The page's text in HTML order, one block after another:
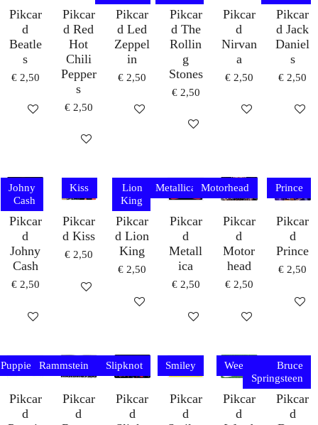
Pikcar
d
Beatle
s
€ 2,50
IN WINKELWAGEN
Pikcar
d Red
Hot
Chili
Pepper
s
€ 2,50
IN WINKELWAGEN
Pikcar
d Led
Zeppel
in
€ 2,50
IN WINKELWAGEN
Pikcar
d The
Rollin
g
Stones
€ 2,50
IN WINKELWAGEN
Pikcar
d
Nirvan
a
€ 2,50
HOUD MIJ OP
Pikcar
d Jack
Daniel
s
€ 2,50
IN
Johny
Cash
Pikcar
d
Johny
Cash
€ 2,50
IN WINKELWAGEN
Kiss
Pikcar
d Kiss
€ 2,50
IN WINKELWAGEN
Lion
King
Pikcar
d Lion
King
€ 2,50
IN WINKELWAGEN
Metallica
Pikcar
d
Metall
ica
€ 2,50
IN WINKELWAGEN
Motorhead
Pikcar
d
Motor
head
€ 2,50
IN
Prince
Pikcar
d
Prince
€ 2,50
IN
Puppies
Pikcar
d
Rammstein
Pikcar
d
Slipknot
Pikcar
d
Smiley
Pikcar
d
Weed
Pikcar
d
Bruce
Springsteen
Pikcar
d